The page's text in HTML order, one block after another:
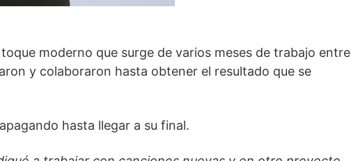
moderno que surge de varios meses de trabajo entre
y colaboraron hasta obtener el resultado que se
hasta llegar a su final.